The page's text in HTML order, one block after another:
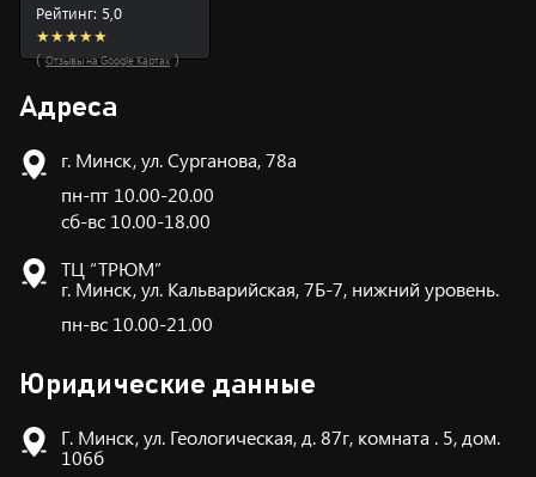
Адреса
г. Минск, ул. Сурганова, 78а
пн-пт 10.00-20.00
сб-вс 10.00-18.00
ТЦ “ТРЮМ”
г. Минск, ул. Кальварийская, 7Б-7, нижний уровень.
пн-вс 10.00-21.00
Юридические данные
Г. Минск, ул. Геологическая, д. 87г, комната . 5, дом.
106б
Рейтинг: 5,0
★★★★★
(Отзывы на Google Картах)